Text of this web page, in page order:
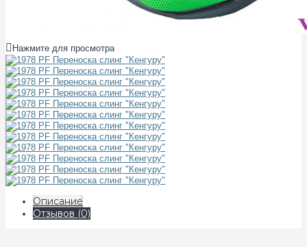
Нажмите для просмотра
Описание
Отзывов (0)